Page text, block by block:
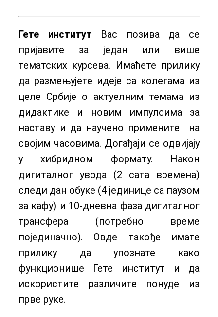
Гете институт Вас позива да се
пријавите за један или више
тематских курсева. Имаћете прилику
да размењујете идеје са колегама из
целе Србије о актуелним темама из
дидактике и новим импулсима за
наставу и да научено примените на
својим часовима. Догађаји се одвијају
у хибридном формату. Након
дигиталног увода (2 сата времена)
следи дан обуке (4 јединице са паузом
за кафу) и 10-дневна фаза дигиталног
трансфера (потребно време
појединачно). Овде такође имате
прилику да упознате како
функционише Гете институт и да
искористите различите понуде из
прве руке.